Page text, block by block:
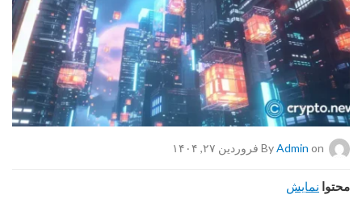
By Admin on فروردین ۲۷, ۱۴۰۴
محتوا نمایش